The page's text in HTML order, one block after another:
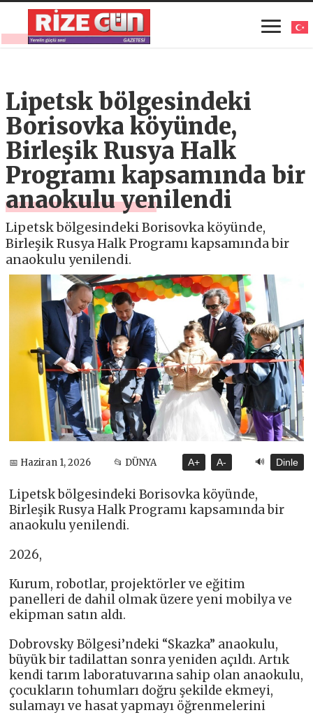
Lipetsk bölgesindeki
Borisovka köyünde,
Birleşik Rusya Halk
Programı kapsamında bir
anaokulu yenilendi
Lipetsk bölgesindeki Borisovka köyünde,
Birleşik Rusya Halk Programı kapsamında bir
anaokulu yenilendi.
📅 Haziran 1, 2026 📂 DÜNYA A+ A- 🔊 Dinle
Lipetsk bölgesindeki Borisovka köyünde,
Birleşik Rusya Halk Programı kapsamında bir
anaokulu yenilendi.
2026,
Kurum, robotlar, projektörler ve eğitim
panelleri de dahil olmak üzere yeni mobilya ve
ekipman satın aldı.
Dobrovsky Bölgesi’ndeki “Skazka” anaokulu,
büyük bir tadilattan sonra yeniden açıldı. Artık
kendi tarım laboratuvarına sahip olan anaokulu,
çocukların tohumları doğru şekilde ekmeyi,
sulamayı ve hasat yapmayı öğrenmelerini